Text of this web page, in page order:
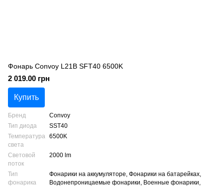
Фонарь Convoy L21B SFT40 6500K
2 019.00 грн
Купить
Бренд
Convoy
Тип диода
SST40
Температура
света
6500K
Световой
поток
2000 lm
Тип
фонарика
Фонарики на аккумуляторе, Фонарики на батарейках,
Водонепроницаемые фонарики, Военные фонарики,